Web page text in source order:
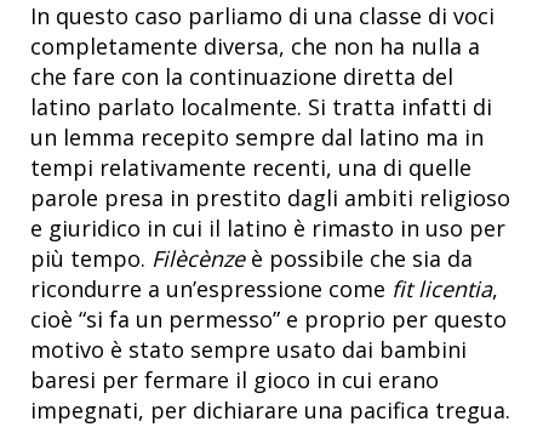
In questo caso parliamo di una classe di voci
completamente diversa, che non ha nulla a
che fare con la continuazione diretta del
latino parlato localmente. Si tratta infatti di
un lemma recepito sempre dal latino ma in
tempi relativamente recenti, una di quelle
parole presa in prestito dagli ambiti religioso
e giuridico in cui il latino è rimasto in uso per
più tempo. Filècènzeè possibile che sia da
ricondurre a un’espressione come fit licentia,
cioè “si fa un permesso” e proprio per questo
motivo è stato sempre usato dai bambini
baresi per fermare il gioco in cui erano
impegnati, per dichiarare una pacifica tregua.